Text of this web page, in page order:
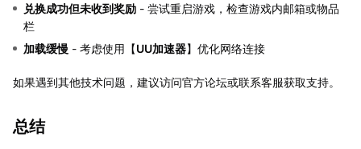
兑换成功但未收到奖励 - 尝试重启游戏，检查游戏内邮箱或物品
栏
加载缓慢 - 考虑使用【UU加速器】优化网络连接
如果遇到其他技术问题，建议访问官方论坛或联系客服获取支持。
总结